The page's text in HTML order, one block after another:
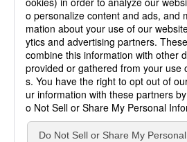
Specialized Servic
es
プロモーション
2026.05.19